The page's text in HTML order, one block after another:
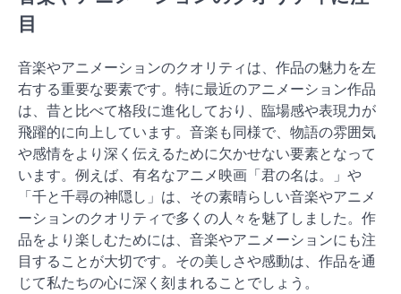
目
音楽やアニメーションのクオリティは、作品の魅力を左
右する重要な要素です。特に最近のアニメーション作品
は、昔と比べて格段に進化しており、臨場感や表現力が
飛躍的に向上しています。音楽も同様で、物語の雰囲気
や感情をより深く伝えるために欠かせない要素となって
います。例えば、有名なアニメ映画「君の名は。」や
「千と千尋の神隠し」は、その素晴らしい音楽やアニメ
ーションのクオリティで多くの人々を魅了しました。作
品をより楽しむためには、音楽やアニメーションにも注
目することが大切です。その美しさや感動は、作品を通
じて私たちの心に深く刻まれることでしょう。